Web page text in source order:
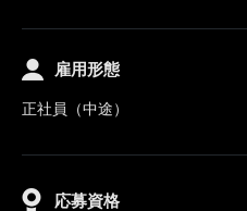
雇用形態
正社員（中途）
応募資格